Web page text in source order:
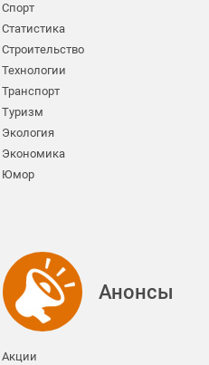
Спорт
Статистика
Строительство
Технологии
Транспорт
Туризм
Экология
Экономика
Юмор
Анонсы
Акции